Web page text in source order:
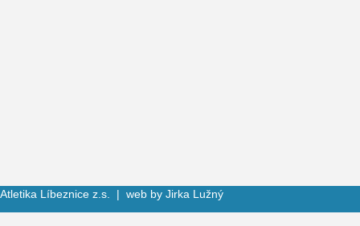
Atletika Líbeznice z.s. | web by Jirka Lužný